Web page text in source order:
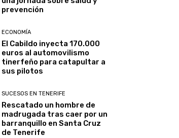
prevención
ECONOMÍA
El Cabildo inyecta 170.000
euros al automovilismo
tinerfeño para catapultar a
sus pilotos
SUCESOS EN TENERIFE
Rescatado un hombre de
madrugada tras caer por un
barranquillo en Santa Cruz
de Tenerife